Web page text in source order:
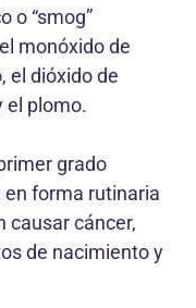
o “smog”
monóxido de
el dióxido de
el plomo.
grado
en forma rutinaria
causar cáncer,
de nacimiento y